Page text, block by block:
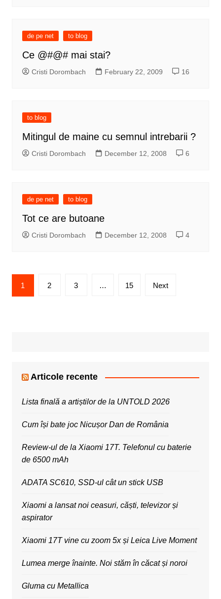
de pe net to blog
Ce @#@# mai stai?
Cristi Dorombach February 22, 2009 16
to blog
Mitingul de maine cu semnul intrebarii ?
Cristi Dorombach December 12, 2008 6
de pe net to blog
Tot ce are butoane
Cristi Dorombach December 12, 2008 4
Posts
pagination
1 2 3 … 15 Next
Articole recente
Lista finală a artiștilor de la UNTOLD 2026
Cum își bate joc Nicușor Dan de România
Review-ul de la Xiaomi 17T. Telefonul cu baterie
de 6500 mAh
ADATA SC610, SSD-ul cât un stick USB
Xiaomi a lansat noi ceasuri, căști, televizor și
aspirator
Xiaomi 17T vine cu zoom 5x și Leica Live Moment
Lumea merge înainte. Noi stăm în căcat și noroi
Gluma cu Metallica